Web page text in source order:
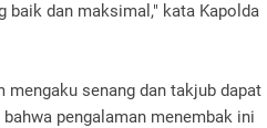
baik dan maksimal," kata Kapolda
mengaku senang dan takjub dapat
pengalaman menembak ini